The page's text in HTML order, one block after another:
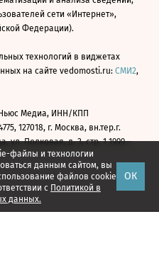
файлы и технологии
данным сайтом, вы
файлов cookie
с Политикой в
данных.
ОК
сети «Интернет»,
Федерации).
технологий в виджетах
на сайте vedomosti.ru: СМИ2,
Медиа, ИНН/КПП
127018, г. Москва, вн.тер.г.
ул. Полковая, д. 3, стр. 1 1999—